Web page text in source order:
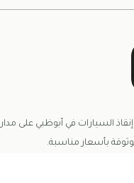
السيارات في أبوظبي على
بأسعار مناسبة.